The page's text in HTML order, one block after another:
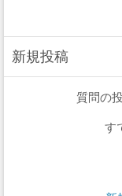
新規投稿
質問の
す